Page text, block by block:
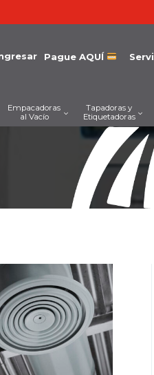
Pague AQUÍ
Empacadoras
al Vacío
Tapadoras y
Etiquetadoras